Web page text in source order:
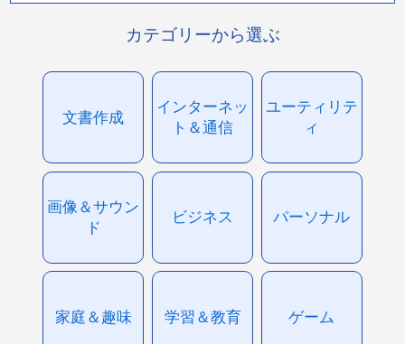
カテゴリーから選ぶ
文書作成
インターネッ
ト＆通信
ユーティリテ
ィ
画像＆サウン
ド
ビジネス パーソナル
家庭＆趣味 学習＆教育 ゲーム